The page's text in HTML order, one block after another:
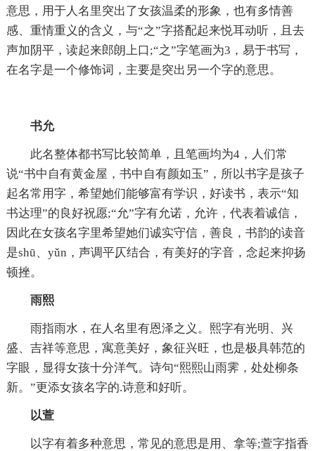
意思，用于人名里突出了女孩温柔的形象，也有多情善
感、重情重义的含义，与“之”字搭配起来悦耳动听，且去
声加阴平，读起来郎朗上口;“之”字笔画为3，易于书写，
在名字是一个修饰词，主要是突出另一个字的意思。
书允
此名整体都书写比较简单，且笔画均为4，人们常
说“书中自有黄金屋，书中自有颜如玉”，所以书字是孩子
起名常用字，希望她们能够富有学识，好读书，表示“知
书达理”的良好祝愿;“允”字有允诺，允许，代表着诚信，
因此在女孩名字里希望她们诚实守信，善良，书韵的读音
是shū、yǔn，声调平仄结合，有美好的字音，念起来抑扬
顿挫。
雨熙
雨指雨水，在人名里有恩泽之义。熙字有光明、兴
盛、吉祥等意思，寓意美好，象征兴旺，也是极具韩范的
字眼，显得女孩十分洋气。诗句“熙熙山雨霁，处处柳条
新。”更添女孩名字的.诗意和好听。
以萱
以字有着多种意思，常见的意思是用、拿等;萱字指香